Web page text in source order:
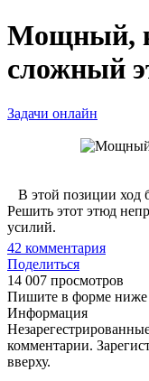
Мощный,
сложный
Задачи онлайн
В этой позиции ход
Решить этот этюд
усилий.
42 комментария
Поделиться
14 007 просмотров
Пишите в форме ниже
Информация
комментарии.
вверху.